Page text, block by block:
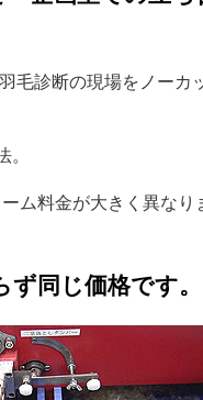
毛診断の現場をノーカ
。
ム料金が大きく異なり
同じ価格です。